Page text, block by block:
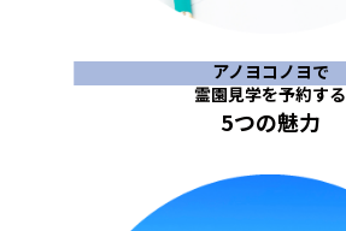
アノヨコノヨで
霊園見学を予約する
5つの魅力